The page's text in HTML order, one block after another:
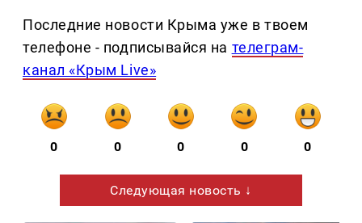
Последние новости Крыма уже в твоем
телефоне - подписывайся на телеграм-
канал «Крым Live»
0 0 0 0 0
Следующая новость ↓